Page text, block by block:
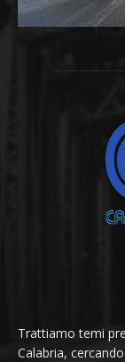
Trattiamo temi
Calabria,